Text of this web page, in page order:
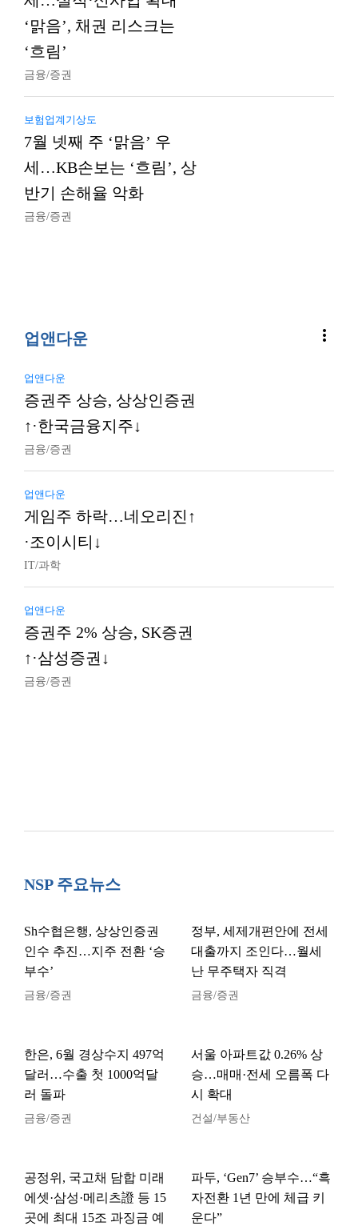
‘맑음’, 채권 리스크는
‘흐림’
금융/증권
보험업계기상도
7월 넷째 주 ‘맑음’ 우
세…KB손보는 ‘흐림’, 상
반기 손해율 악화
금융/증권
업앤다운 more_vert
업앤다운
증권주 상승, 상상인증권
↑·한국금융지주↓
금융/증권
업앤다운
게임주 하락…네오리진↑
·조이시티↓
IT/과학
업앤다운
증권주 2% 상승, SK증권
↑·삼성증권↓
금융/증권
NSP 주요뉴스
Sh수협은행, 상상인증권
인수 추진…지주 전환 ‘승
부수’
금융/증권
정부, 세제개편안에 전세
대출까지 조인다…월세
난 무주택자 직격
금융/증권
한은, 6월 경상수지 497억
달러…수출 첫 1000억달
러 돌파
금융/증권
서울 아파트값 0.26% 상
승…매매·전세 오름폭 다
시 확대
건설/부동산
공정위, 국고채 담합 미래
에셋·삼성·메리츠證 등 15
곳에 최대 15조 과징금 예
파두, ‘Gen7’ 승부수…“흑
자전환 1년 만에 체급 키
운다”